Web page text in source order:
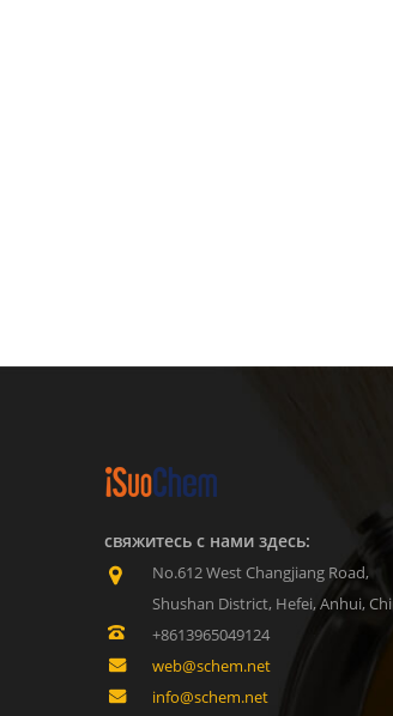
свяжитесь с нами здесь:
No.612 West Changjiang Road,
Shushan District, Hefei, Anhui,
+8613965049124
web@schem.net
info@schem.net